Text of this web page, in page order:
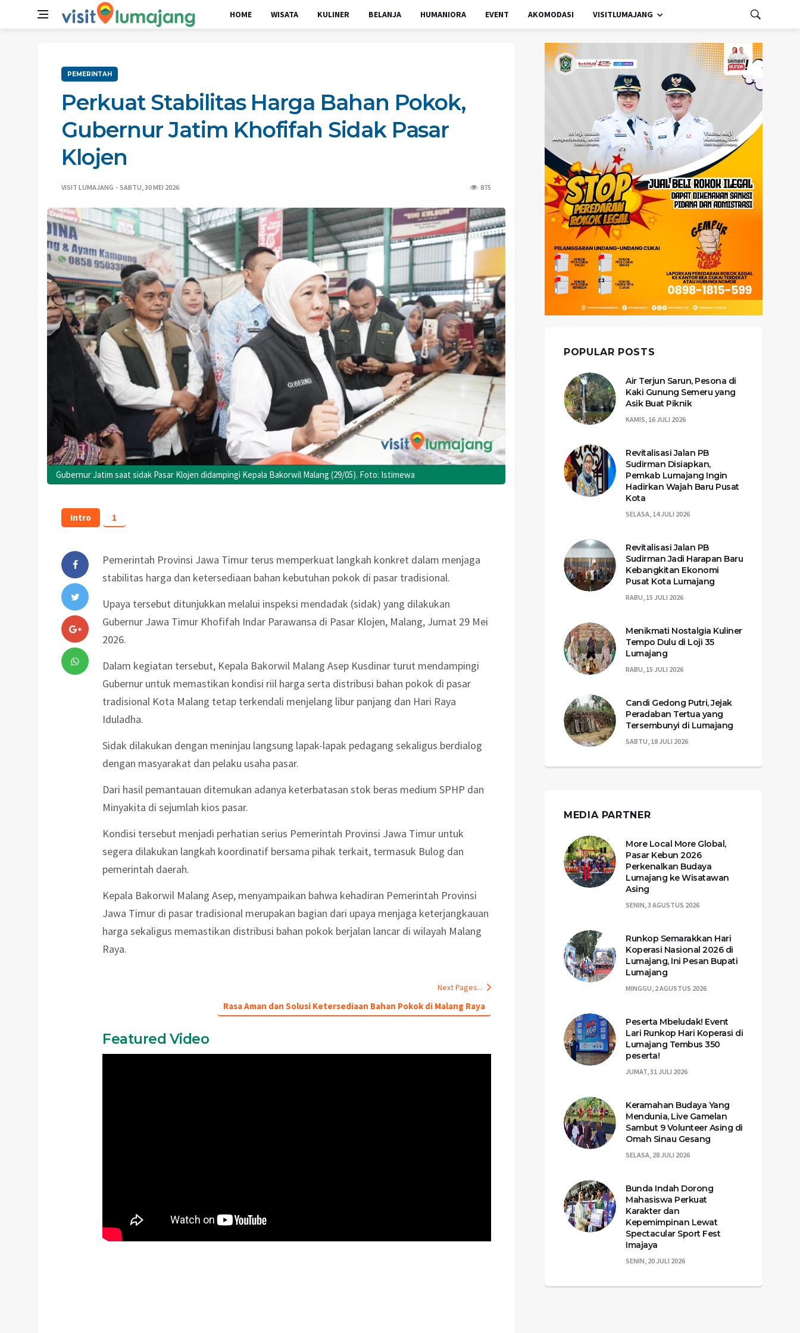
HOME WISATA KULINER BELANJA HUMANIORA EVENT AKOMODASI VISITLUMAJANG
PEMERINTAH
Perkuat Stabilitas Harga Bahan Pokok,
Gubernur Jatim Khofifah Sidak Pasar
Klojen
VISIT LUMAJANG SABTU, 30 MEI 2026 875
Gubernur Jatim saat sidak Pasar Klojen didampingi Kepala Bakorwil Malang (29/05). Foto: Istimewa
Intro 1
Pemerintah Provinsi Jawa Timur terus memperkuat langkah konkret dalam menjaga
stabilitas harga dan ketersediaan bahan kebutuhan pokok di pasar tradisional.
Upaya tersebut ditunjukkan melalui inspeksi mendadak (sidak) yang dilakukan
Gubernur Jawa Timur Khofifah Indar Parawansa di Pasar Klojen, Malang, Jumat 29 Mei
2026.
Dalam kegiatan tersebut, Kepala Bakorwil Malang Asep Kusdinar turut mendampingi
Gubernur untuk memastikan kondisi riil harga serta distribusi bahan pokok di pasar
tradisional Kota Malang tetap terkendali menjelang libur panjang dan Hari Raya
Iduladha.
Sidak dilakukan dengan meninjau langsung lapak-lapak pedagang sekaligus berdialog
dengan masyarakat dan pelaku usaha pasar.
Dari hasil pemantauan ditemukan adanya keterbatasan stok beras medium SPHP dan
Minyakita di sejumlah kios pasar.
Kondisi tersebut menjadi perhatian serius Pemerintah Provinsi Jawa Timur untuk
segera dilakukan langkah koordinatif bersama pihak terkait, termasuk Bulog dan
pemerintah daerah.
Kepala Bakorwil Malang Asep, menyampaikan bahwa kehadiran Pemerintah Provinsi
Jawa Timur di pasar tradisional merupakan bagian dari upaya menjaga keterjangkauan
harga sekaligus memastikan distribusi bahan pokok berjalan lancar di wilayah Malang
Raya.
Next Pages...
Rasa Aman dan Solusi Ketersediaan Bahan Pokok di Malang Raya
Featured Video
POPULAR POSTS
Air Terjun Sarun, Pesona di
Kaki Gunung Semeru yang
Asik Buat Piknik
KAMIS, 16 JULI 2026
Revitalisasi Jalan PB
Sudirman Disiapkan,
Pemkab Lumajang Ingin
Hadirkan Wajah Baru Pusat
Kota
SELASA, 14 JULI 2026
Revitalisasi Jalan PB
Sudirman Jadi Harapan Baru
Kebangkitan Ekonomi
Pusat Kota Lumajang
RABU, 15 JULI 2026
Menikmati Nostalgia Kuliner
Tempo Dulu di Loji 35
Lumajang
RABU, 15 JULI 2026
Candi Gedong Putri, Jejak
Peradaban Tertua yang
Tersembunyi di Lumajang
SABTU, 18 JULI 2026
MEDIA PARTNER
More Local More Global,
Pasar Kebun 2026
Perkenalkan Budaya
Lumajang ke Wisatawan
Asing
SENIN, 3 AGUSTUS 2026
Runkop Semarakkan Hari
Koperasi Nasional 2026 di
Lumajang, Ini Pesan Bupati
Lumajang
MINGGU, 2 AGUSTUS 2026
Peserta Mbeludak! Event
Lari Runkop Hari Koperasi di
Lumajang Tembus 350
peserta!
JUMAT, 31 JULI 2026
Keramahan Budaya Yang
Mendunia, Live Gamelan
Sambut 9 Volunteer Asing di
Omah Sinau Gesang
SELASA, 28 JULI 2026
Bunda Indah Dorong
Mahasiswa Perkuat
Karakter dan
Kepemimpinan Lewat
Spectacular Sport Fest
Imajaya
SENIN, 20 JULI 2026